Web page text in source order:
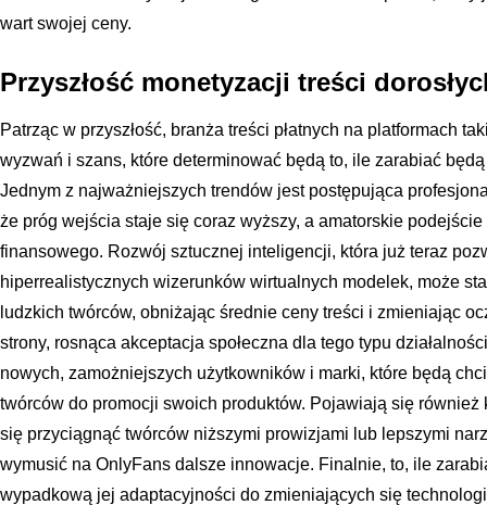
wart swojej ceny.
Przyszłość monetyzacji treści
Patrząc w przyszłość, branża treści płatnych na platformach
wyzwań i szans, które determinować będą to, ile zarabiać
Jednym z najważniejszych trendów jest postępująca
że próg wejścia staje się coraz wyższy, a amatorskie
finansowego. Rozwój sztucznej inteligencji, która już teraz
hiperrealistycznych wizerunków wirtualnych modelek, może
ludzkich twórców, obniżając średnie ceny treści i zmieniając
strony, rosnąca akceptacja społeczna dla tego typu
nowych, zamożniejszych użytkowników i marki, które będą
twórców do promocji swoich produktów. Pojawiają się również
się przyciągnąć twórców niższymi prowizjami lub lepszymi
wymusić na OnlyFans dalsze innowacje. Finalnie, to, ile
wypadkową jej adaptacyjności do zmieniających się